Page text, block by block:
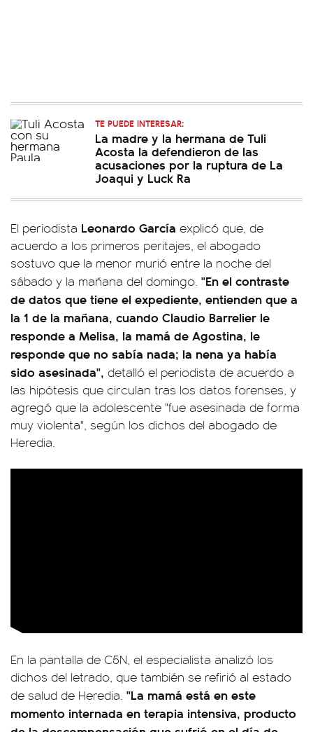
TE PUEDE INTERESAR:
La madre y la hermana de Tuli
Acosta la defendieron de las
acusaciones por la ruptura de La
Joaqui y Luck Ra
El periodista Leonardo García explicó que, de
acuerdo a los primeros peritajes, el abogado
sostuvo que la menor murió entre la noche del
sábado y la mañana del domingo. "En el contraste
de datos que tiene el expediente, entienden que a
la 1 de la mañana, cuando Claudio Barrelier le
responde a Melisa, la mamá de Agostina, le
responde que no sabía nada; la nena ya había
sido asesinada", detalló el periodista de acuerdo a
las hipótesis que circulan tras los datos forenses, y
agregó que la adolescente "fue asesinada de forma
muy violenta", según los dichos del abogado de
Heredia.
En la pantalla de C5N, el especialista analizó los
dichos del letrado, que también se refirió al estado
de salud de Heredia. "La mamá está en este
momento internada en terapia intensiva, producto